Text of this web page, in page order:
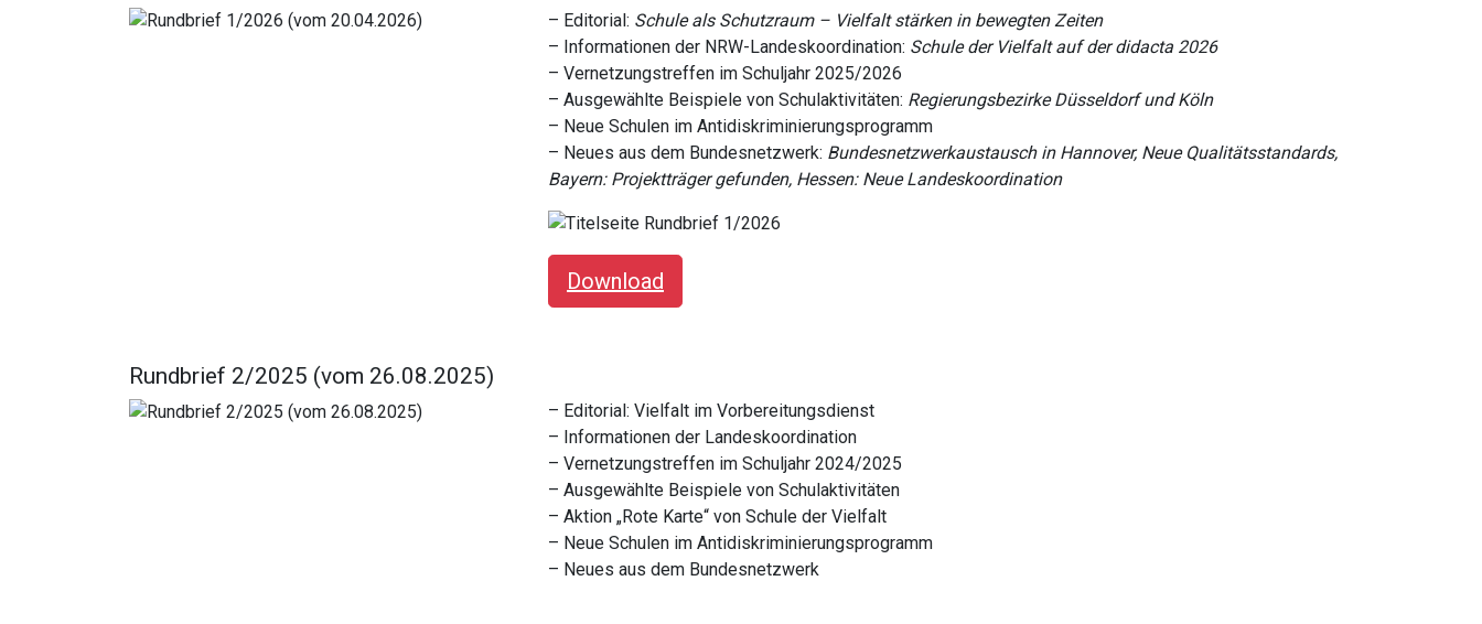
– Editorial: Schule als Schutzraum – Vielfalt stärken in bewegten Zeiten
– Informationen der NRW-Landeskoordination: Schule der Vielfalt auf der didacta 2026
– Vernetzungstreffen im Schuljahr 2025/2026
– Ausgewählte Beispiele von Schulaktivitäten: Regierungsbezirke Düsseldorf und Köln
– Neue Schulen im Antidiskriminierungsprogramm
– Neues aus dem Bundesnetzwerk: Bundesnetzwerkaustausch in Hannover, Neue Qualitätsstandards,
Bayern: Projektträger gefunden, Hessen: Neue Landeskoordination
Download
Rundbrief 2/2025 (vom 26.08.2025)
– Editorial: Vielfalt im Vorbereitungsdienst
– Informationen der Landeskoordination
– Vernetzungstreffen im Schuljahr 2024/2025
– Ausgewählte Beispiele von Schulaktivitäten
– Aktion „Rote Karte“ von Schule der Vielfalt
– Neue Schulen im Antidiskriminierungsprogramm
– Neues aus dem Bundesnetzwerk